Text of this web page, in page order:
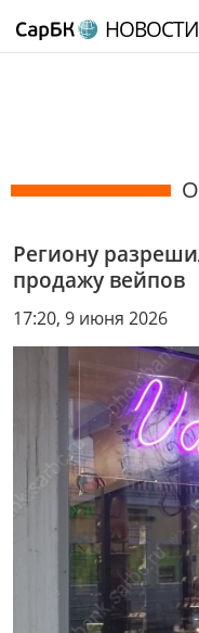
НОВОСТИ
Региону
продажу вейпов
17:20, 9 июня 2026